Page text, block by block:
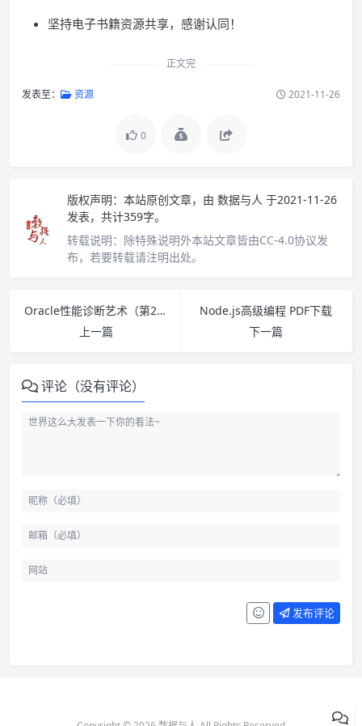
坚持电子书籍资源共享，感谢认同！
正文完
发表至： 资源 2021-11-26
0
版权声明： 本站原创文章，由 数据与人 于2021-11-26
发表，共计359字。
转载说明： 除特殊说明外本站文章皆由CC-4.0协议发
布，若要转载请注明出处。
Oracle性能诊断艺术（第2版）PDF下载
上一篇
Node.js高级编程 PDF下载
下一篇
评论（没有评论）
发布评论